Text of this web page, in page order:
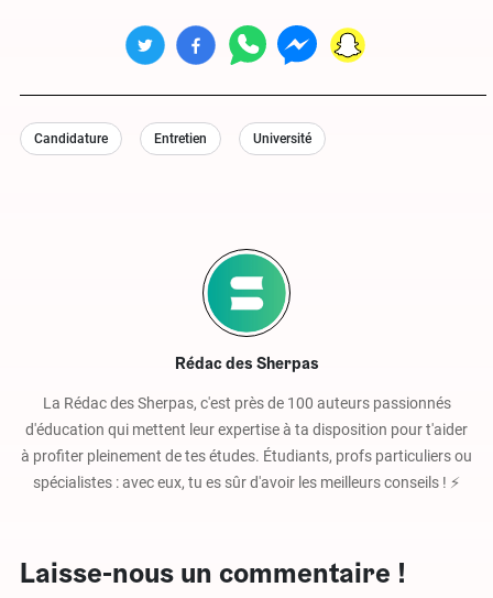
Rédac des Sherpas
La Rédac des Sherpas, c'est près de 100 auteurs passionnés
d'éducation qui mettent leur expertise à ta disposition pour t'aider
à profiter pleinement de tes études. Étudiants, profs particuliers ou
spécialistes : avec eux, tu es sûr d'avoir les meilleurs conseils ! ⚡️
Candidature Entretien Université
Laisse-nous un commentaire !